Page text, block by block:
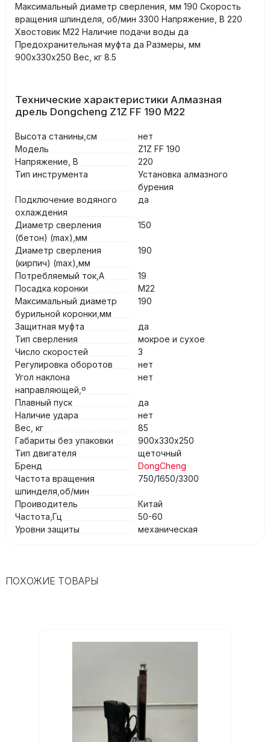
Максимальный диаметр сверления, мм 190 Скорость
вращения шпинделя, об/мин 3300 Напряжение, В 220
Хвостовик М22 Наличие подачи воды да
Предохранительная муфта да Размеры, мм
900х330х250 Вес, кг 8.5
Технические характеристики Алмазная
дрель Dongcheng Z1Z FF 190 М22
Высота станины,см
нет
Модель
Z1Z FF 190
Напряжение, В
220
Тип инструмента
Установка алмазного
бурения
Подключение водяного
охлаждения
да
Диаметр сверления
(бетон) (max),мм
150
Диаметр сверления
(кирпич) (max),мм
190
Потребляемый ток,А
19
Посадка коронки
М22
Максимальный диаметр
бурильной коронки,мм
190
Защитная муфта
да
Тип сверления
мокрое и сухое
Число скоростей
3
Регулировка оборотов
нет
Угол наклона
направляющей,º
нет
Плавный пуск
да
Наличие удара
нет
Вес, кг
85
Габариты без упаковки
900х330х250
Тип двигателя
щеточный
Бренд
DongCheng
Частота вращения
шпинделя,об/мин
750/1650/3300
Проиводитель
Китай
Частота,Гц
50-60
Уровни защиты
механическая
ПОХОЖИЕ ТОВАРЫ